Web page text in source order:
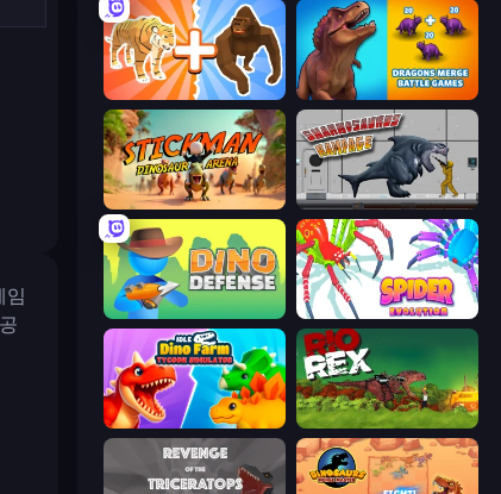
임
Animal DNA Run Dragons Merge: Battle Games
Stickman: Dinosaur Arena Sharkosaurus Rampage
Dino Defense Spider Evolution: Runner Game
Idle Dino Farm Tycoon Simulator 3D Rio Rex